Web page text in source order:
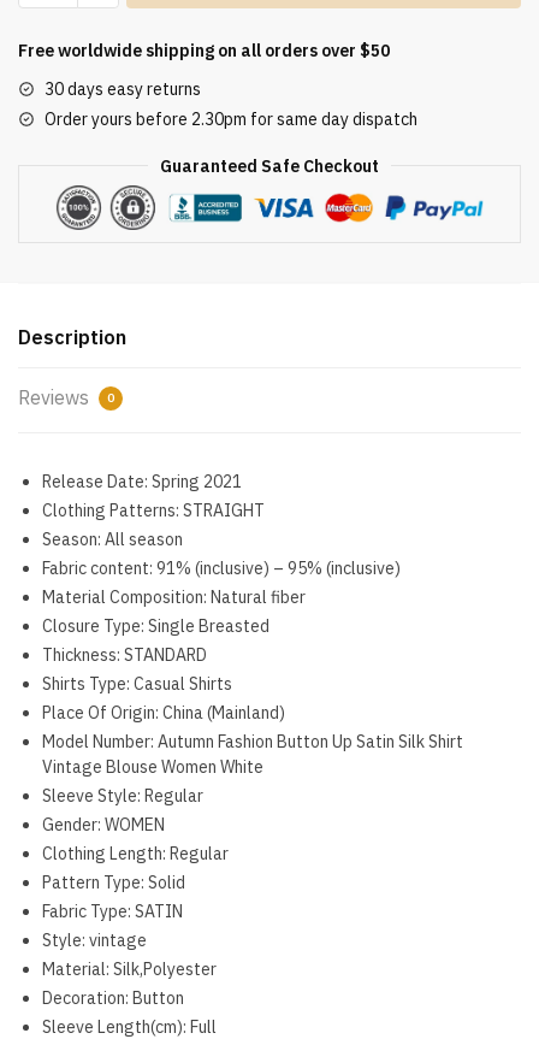
Up
Silk
Shirt
Blouse
Women
Sleeves
Loose
11355
quantity
Free worldwide shipping on all orders over $50
30 days easy returns
Order yours before 2.30pm for same day dispatch
Guaranteed Safe Checkout
Description
Reviews 0
Release Date: Spring 2021
Clothing Patterns: STRAIGHT
Season: All season
Fabric content: 91% (inclusive) – 95% (inclusive)
Material Composition: Natural fiber
Closure Type: Single Breasted
Thickness: STANDARD
Shirts Type: Casual Shirts
Place Of Origin: China (Mainland)
Model Number: Autumn Fashion Button Up Satin Silk Shirt
Vintage Blouse Women White
Sleeve Style: Regular
Gender: WOMEN
Clothing Length: Regular
Pattern Type: Solid
Fabric Type: SATIN
Style: vintage
Material: Silk,Polyester
Decoration: Button
Sleeve Length(cm): Full